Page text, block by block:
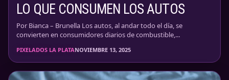
LO QUE CONSUMEN LOS AUTOS
Por Bianca – Brunella Los autos, al andar todo el día, se
convierten en consumidores diarios de combustible,...
PIXELADOS LA PLATANOVIEMBRE 13, 2025